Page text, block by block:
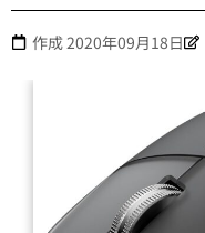
作成 2020年09月18日